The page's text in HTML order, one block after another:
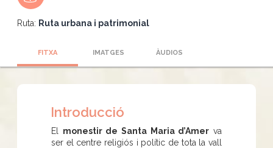
Ruta: Ruta urbana i patrimonial
FITXA IMATGES ÀUDIOS
Introducció
El monestir de Santa Maria d’Amer va
ser el centre religiós i polític de tota la vall